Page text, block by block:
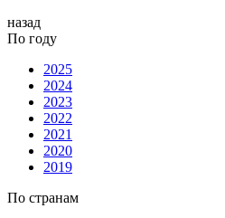
назад
По году
2025
2024
2023
2022
2021
2020
2019
По странам